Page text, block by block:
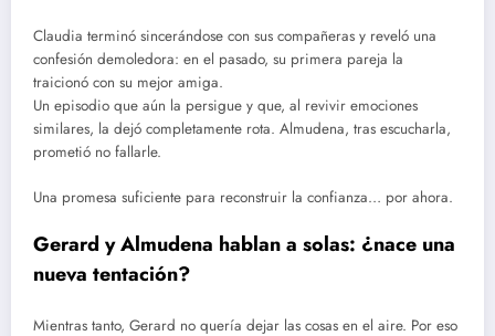
Claudia terminó sincerándose con sus compañeras y reveló una
confesión demoledora: en el pasado, su primera pareja la
traicionó con su mejor amiga.
Un episodio que aún la persigue y que, al revivir emociones
similares, la dejó completamente rota. Almudena, tras escucharla,
prometió no fallarle.
Una promesa suficiente para reconstruir la confianza… por ahora.
Gerard y Almudena hablan a solas: ¿nace una
nueva tentación?
Mientras tanto, Gerard no quería dejar las cosas en el aire. Por eso